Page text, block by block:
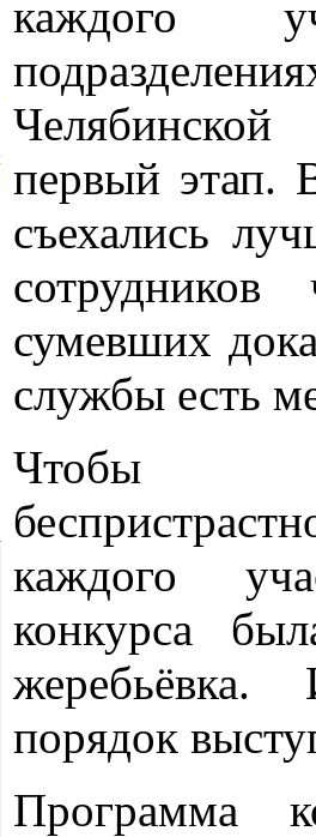
каждого
первый этап.
съехались
сотрудников
сумевших
службы есть
Чтобы
каждого
конкурса
порядок
Программа